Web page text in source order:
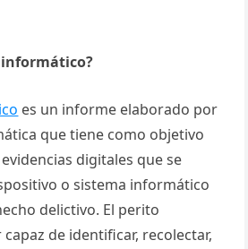
es un informe elaborado por
que tiene como objetivo
digitales que se
o sistema informático
delictivo. El perito
de identificar, recolectar,